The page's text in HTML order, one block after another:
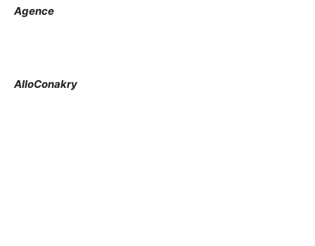
Agence
AlloConakry